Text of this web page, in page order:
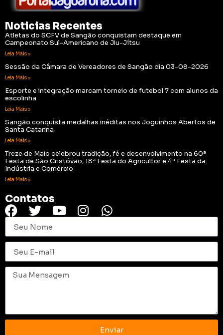
Noticias Recentes
Atletas do SCFV de Sangão conquistam destaque em
Campeonato Sul-Americano de Jiu-Jítsu
Leia Mais »
Sessão da Câmara de Vereadores de Sangão dia 03-08-2026
Leia Mais »
Esporte e integração marcam torneio de futebol 7 com alunos da
escolinha
Leia Mais »
Sangão conquista medalhas inéditas nos Joguinhos Abertos de
Santa Catarina
Leia Mais »
Treze de Maio celebrou tradição, fé e desenvolvimento na 60ª
Festa de São Cristóvão, 18ª Festa do Agricultor e 4ª Festa da
Indústria e Comércio
Leia Mais »
Contatos
Enviar